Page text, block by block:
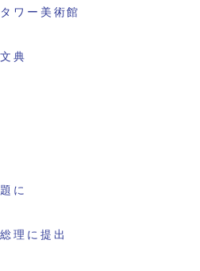
ワー美術館
典
に
理に提出